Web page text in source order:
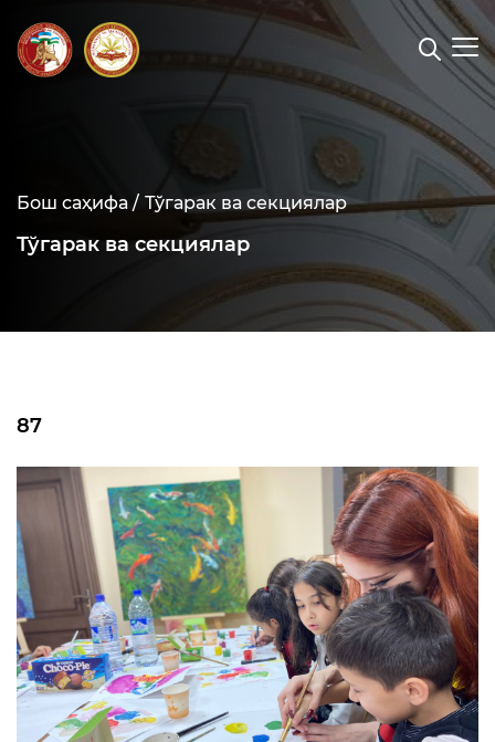
Бош саҳифа / Тўгарак ва секциялар
Тўгарак ва секциялар
87